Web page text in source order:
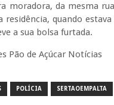
moradora, da mesma
residência, quando
a sua bolsa furtada.
Pão de Açúcar Notícias
POLÍCIA SERTAOEMPALTA